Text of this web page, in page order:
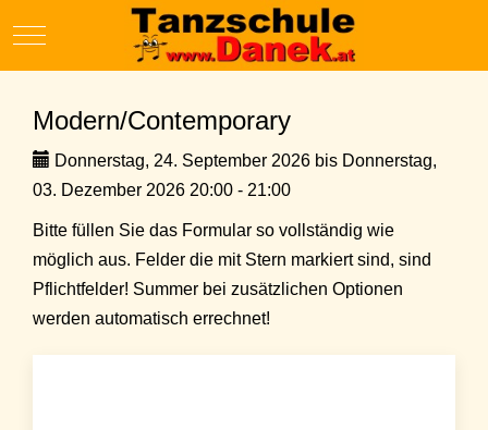
Mobile Menu Toggle
Modern/Contemporary
Donnerstag, 24. September 2026 bis Donnerstag,
03. Dezember 2026 20:00 - 21:00
Bitte füllen Sie das Formular so vollständig wie
möglich aus. Felder die mit Stern markiert sind, sind
Pflichtfelder! Summer bei zusätzlichen Optionen
werden automatisch errechnet!